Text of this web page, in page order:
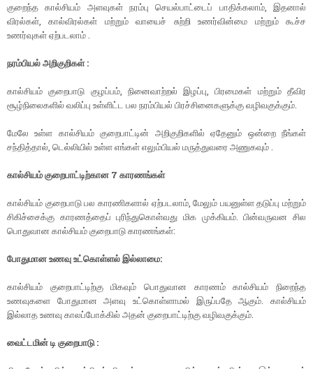
குறைந்த கால்சியம் அளவுகள் நரம்பு செயல்பாட்டைப் பாதிக்கலாம், இதனால்
விரல்கள், கால்விரல்கள் மற்றும் வாயைச் சுற்றி உணர்வின்மை மற்றும் கூச்ச
உணர்வுகள் ஏற்படலாம் .
நரம்பியல் அறிகுறிகள் :
கால்சியம் குறைபாடு குழப்பம், நினைவாற்றல் இழப்பு, பிரமைகள் மற்றும் தீவிர
சூழ்நிலைகளில் வலிப்பு உள்ளிட்ட பல நரம்பியல் பிரச்சினைகளுக்கு வழிவகுக்கும்.
மேலே உள்ள கால்சியம் குறைபாட்டின் அறிகுறிகளில் ஏதேனும் ஒன்றை நீங்கள்
சந்தித்தால், டெல்லியில் உள்ள எங்கள் எலும்பியல் மருத்துவரை அணுகவும் .
கால்சியம் குறைபாட்டிற்கான 7 காரணங்கள்
கால்சியம் குறைபாடு பல காரணிகளால் ஏற்படலாம், மேலும் பயனுள்ள தடுப்பு மற்றும்
சிகிச்சைக்கு காரணத்தைப் புரிந்துகொள்வது மிக முக்கியம். பின்வருவன சில
பொதுவான கால்சியம் குறைபாடு காரணங்கள்:
போதுமான உணவு உட்கொள்ளல் இல்லாமை:
கால்சியம் குறைபாட்டிற்கு மிகவும் பொதுவான காரணம் கால்சியம் நிறைந்த
உணவுகளை போதுமான அளவு உட்கொள்ளாமல் இருப்பதே ஆகும். கால்சியம்
இல்லாத உணவு காலப்போக்கில் அதன் குறைபாட்டிற்கு வழிவகுக்கும்.
வைட்டமின் டி குறைபாடு :